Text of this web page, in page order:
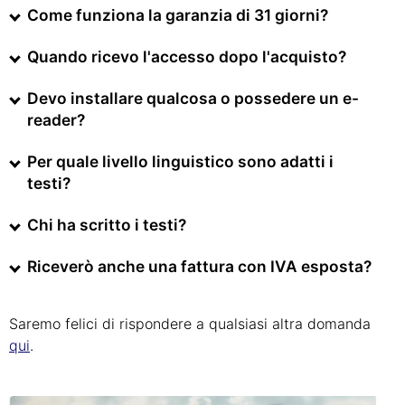
Come funziona la garanzia di 31 giorni?
Quando ricevo l'accesso dopo l'acquisto?
Devo installare qualcosa o possedere un e-
reader?
Per quale livello linguistico sono adatti i
testi?
Chi ha scritto i testi?
Riceverò anche una fattura con IVA esposta?
Saremo felici di rispondere a qualsiasi altra domanda
qui.